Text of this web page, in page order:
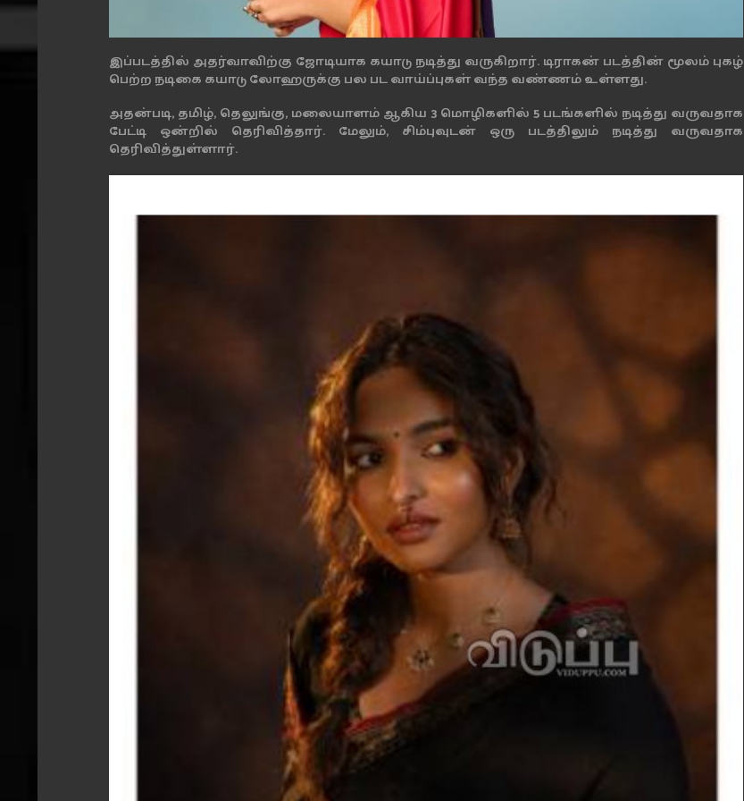
இப்படத்தில் அதர்வாவிற்கு ஜோடியாக கயாடு நடித்து வருகிறார். டிராகன் படத்தின் மூலம் புகழ்
பெற்ற நடிகை கயாடு லோஹருக்கு பல பட வாய்ப்புகள் வந்த வண்ணம் உள்ளது.
அதன்படி, தமிழ், தெலுங்கு, மலையாளம் ஆகிய 3 மொழிகளில் 5 படங்களில் நடித்து வருவதாக
பேட்டி ஒன்றில் தெரிவித்தார். மேலும், சிம்புவுடன் ஒரு படத்திலும் நடித்து வருவதாக
தெரிவித்துள்ளார்.